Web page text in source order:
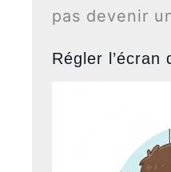
pas devenir
Régler l’écran